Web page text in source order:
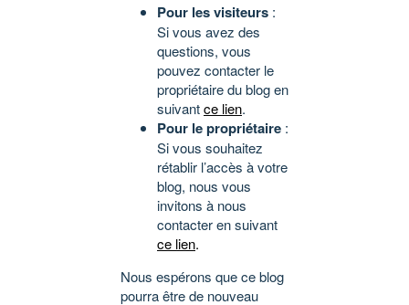
Pour les visiteurs :
Si vous avez des
questions, vous
pouvez contacter le
propriétaire du blog en
suivantce lien.
Pour le propriétaire :
Si vous souhaitez
rétablir l’accès à votre
blog, nous vous
invitons à nous
contacter en suivant
ce lien.
Nous espérons que ce blog
pourra être de nouveau